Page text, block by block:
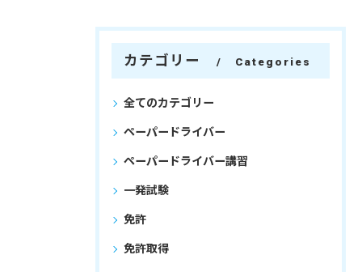
カテゴリー Categories
全てのカテゴリー
ペーパードライバー
ペーパードライバー講習
一発試験
免許
免許取得